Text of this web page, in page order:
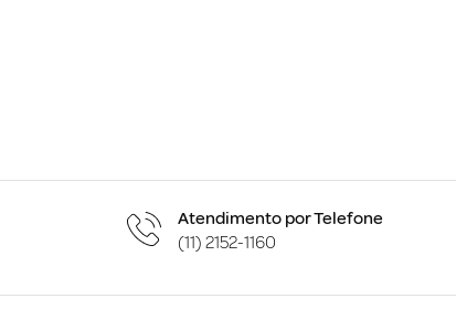
Atendimento por Telefone
(11) 2152-1160